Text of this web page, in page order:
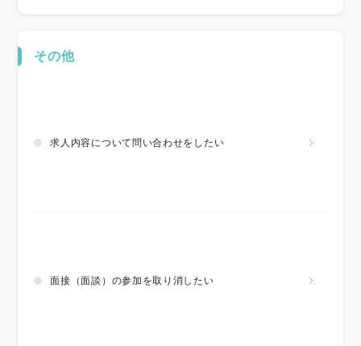
その他
求人内容について問い合わせをしたい
面接（面談）の参加を取り消したい